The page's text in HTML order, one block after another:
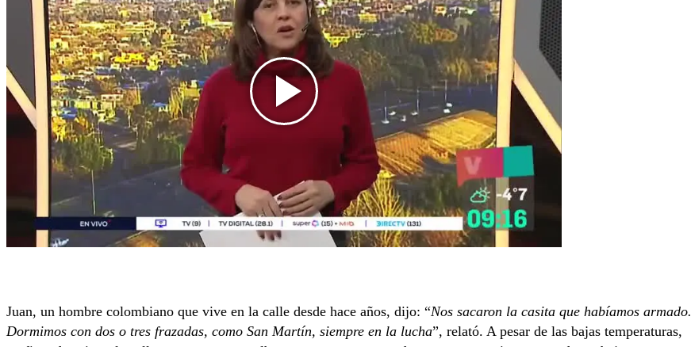
Juan, un hombre colombiano que vive en la calle desde hace años, dijo: “Nos sacaron la casita que habíamos armado.
Dormimos con dos o tres frazadas, como San Martín, siempre en la lucha”, relató. A pesar de las bajas temperaturas,